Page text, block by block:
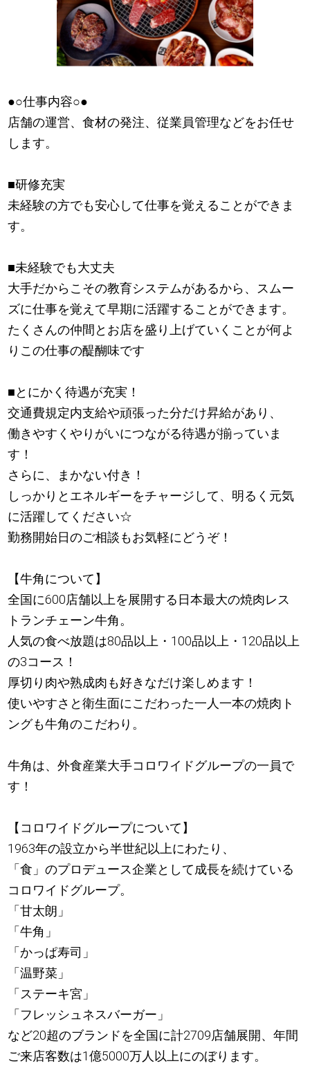
●○仕事内容○●
店舗の運営、食材の発注、従業員管理などをお任せ
します。
■研修充実
未経験の方でも安心して仕事を覚えることができま
す。
■未経験でも大丈夫
大手だからこその教育システムがあるから、スムー
ズに仕事を覚えて早期に活躍することができます。
たくさんの仲間とお店を盛り上げていくことが何よ
りこの仕事の醍醐味です
■とにかく待遇が充実！
交通費規定内支給や頑張った分だけ昇給があり、
働きやすくやりがいにつながる待遇が揃っていま
す！
さらに、まかない付き！
しっかりとエネルギーをチャージして、明るく元気
に活躍してください☆
勤務開始日のご相談もお気軽にどうぞ！
【牛角について】
全国に600店舗以上を展開する日本最大の焼肉レス
トランチェーン牛角。
人気の食べ放題は80品以上・100品以上・120品以上
の3コース！
厚切り肉や熟成肉も好きなだけ楽しめます！
使いやすさと衛生面にこだわった一人一本の焼肉ト
ングも牛角のこだわり。
牛角は、外食産業大手コロワイドグループの一員で
す！
【コロワイドグループについて】
1963年の設立から半世紀以上にわたり、
「食」のプロデュース企業として成長を続けている
コロワイドグループ。
「甘太朗」
「牛角」
「かっぱ寿司」
「温野菜」
「ステーキ宮」
「フレッシュネスバーガー」
など20超のブランドを全国に計2709店舗展開、年間
ご来店客数は1億5000万人以上にのぼります。